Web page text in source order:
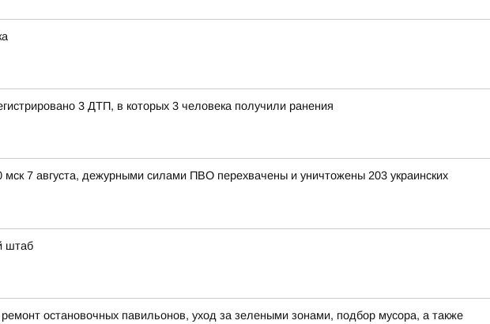
3 ДТП, в которых 3 человека получили ранения
7 августа, дежурными силами ПВО перехвачены и уничтожены 203 украинских
штаб
остановочных павильонов, уход за зелеными зонами, подбор мусора, а также